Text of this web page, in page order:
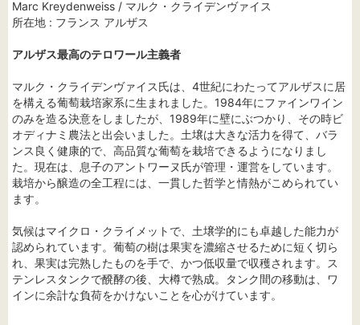
Marc Kreydenweiss / マルク・クライデンヴァイス
所在地 : フランス アルザス
アルザス最高のテロワール主義者
マルク・クライデンヴァイス氏は、4世紀にわたってアルザスに居
を構える葡萄栽培家系に生まれました。1984年にファインワイン
のみを造る決意をしましたが、1989年に壁にぶつかり、その時ビ
オディナミ農法と出会いました。土壌は大きな活力を得て、バラ
ンス良く健康的で、高品質な葡萄を栽培できるようになりまし
た。現在は、息子のアントワーヌ氏が管理・運営をしています。
栽培から醸造の全工程には、一貫した哲学と情熱がこめられてい
ます。
気候はマイクロ・クライメットで、土壌学的にも卓越した能力が
認められています。葡萄の樹は果実を濃縮させるために短く切ら
れ、果実は完熟したものを手で、かつ低収量で収穫されます。ス
テンレスタンクで醗酵の後、大樽で熟成。タンク間の移動は、ワ
インに余計な負荷をかけないことを心がけています。